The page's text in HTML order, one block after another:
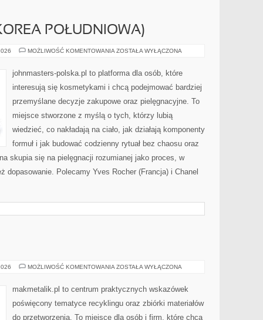
POŁUDNIOWA)
MOŻLIWOŚĆ KOMENTOWANIA AMOREPACIFIC
ZOSTAŁA WYŁĄCZONA
johnmasters-polska.pl to platforma dla osób, które
interesują się kosmetykami i chcą podejmować bardziej
przemyślane decyzje zakupowe oraz pielęgnacyjne. To
miejsce stworzone z myślą o tych, którzy lubią
wiedzieć, co nakładają na ciało, jak działają komponenty
formuł i jak budować codzienny rytuał bez chaosu oraz
skupia się na pielęgnacji rozumianej jako proces, w
dopasowanie. Polecamy Yves Rocher (Francja) i Chanel
MOŻLIWOŚĆ KOMENTOWANIA RECYKLING
ZOSTAŁA WYŁĄCZONA
makmetalik.pl to centrum praktycznych wskazówek
poświęcony tematyce recyklingu oraz zbiórki materiałów
do przetworzenia. To miejsce dla osób i firm, które chcą